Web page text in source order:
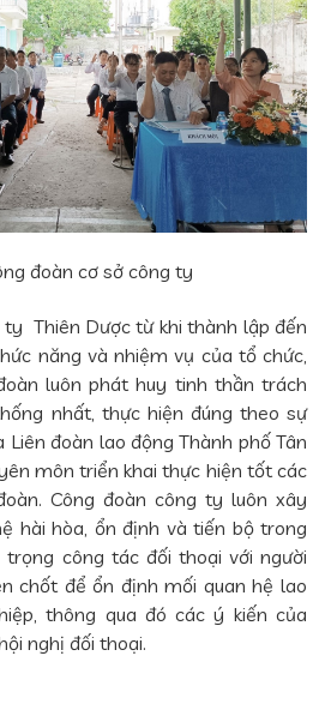
đoàn cơ sở công ty
ty Thiên Dược từ khi thành lập đến
năng và nhiệm vụ của tổ chức,
luôn phát huy tinh thần trách
nhất, thực hiện đúng theo sự
Liên đoàn lao động Thành phố Tân
môn triển khai thực hiện tốt các
Công đoàn công ty luôn xây
hài hòa, ổn định và tiến bộ trong
trọng công tác đối thoại với người
chốt để ổn định mối quan hệ lao
thông qua đó các ý kiến của
nghị đối thoại.